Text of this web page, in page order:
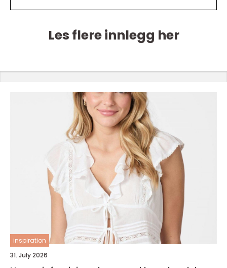
Les flere innlegg her
inspiration
31. July 2026